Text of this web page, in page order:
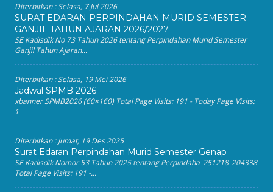
Diterbitkan :Selasa, 7 Jul 2026
SURAT EDARAN PERPINDAHAN MURID SEMESTER
GANJIL TAHUN AJARAN 2026/2027
SE Kadisdik No 73 Tahun 2026 tentang Perpindahan Murid Semester
Ganjil Tahun Ajaran...
Diterbitkan :Selasa, 19 Mei 2026
Jadwal SPMB 2026
xbanner SPMB2026 (60×160) Total Page Visits: 191 - Today Page Visits:
1
Diterbitkan :Jumat, 19 Des 2025
Surat Edaran Perpindahan Murid Semester Genap
SE Kadisdik Nomor 53 Tahun 2025 tentang Perpindaha_251218_204338
Total Page Visits: 191 -...